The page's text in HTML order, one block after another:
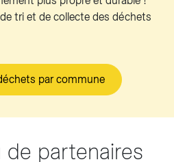
tri et de collecte des déchets
par commune
de partenaires